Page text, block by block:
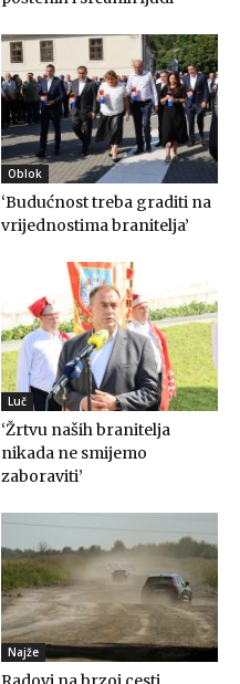
Oblok
‘Budućnost treba graditi na
vrijednostima branitelja’
Luč
‘Žrtvu naših branitelja
nikada ne smijemo
zaboraviti’
Najže